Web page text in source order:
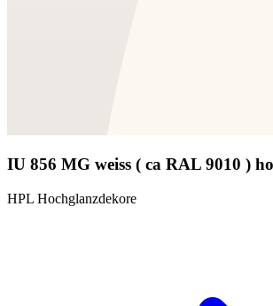
IU 856 MG weiss ( ca RAL 9010 )
HPL Hochglanzdekore